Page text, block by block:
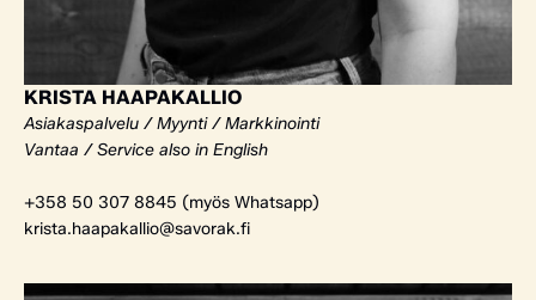
KRISTA HAAPAKALLIO
Asiakaspalvelu / Myynti / Markkinointi
Vantaa / Service also in English
+358 50 307 8845 (myös Whatsapp)
krista.haapakallio@savorak.fi